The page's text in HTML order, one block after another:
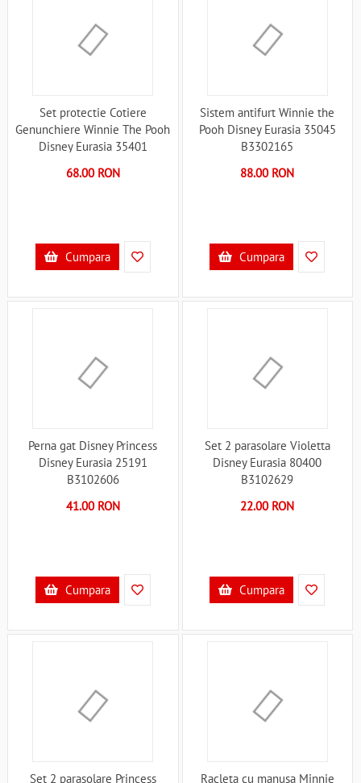
Set protectie Cotiere
Genunchiere Winnie The Pooh
Disney Eurasia 35401
68.00 RON
Cumpara
Sistem antifurt Winnie the
Pooh Disney Eurasia 35045
B3302165
88.00 RON
Cumpara
Perna gat Disney Princess
Disney Eurasia 25191
B3102606
41.00 RON
Cumpara
Set 2 parasolare Violetta
Disney Eurasia 80400
B3102629
22.00 RON
Cumpara
Set 2 parasolare Princess Racleta cu manusa Minnie